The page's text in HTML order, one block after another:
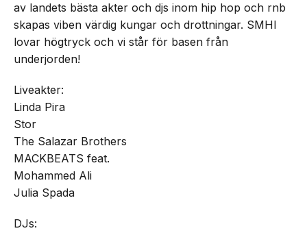
av landets bästa akter och djs inom hip hop och rnb
skapas viben värdig kungar och drottningar. SMHI
lovar högtryck och vi står för basen från
underjorden!
Liveakter:
Linda Pira
Stor
The Salazar Brothers
MACKBEATS feat.
Mohammed Ali
Julia Spada
DJs: